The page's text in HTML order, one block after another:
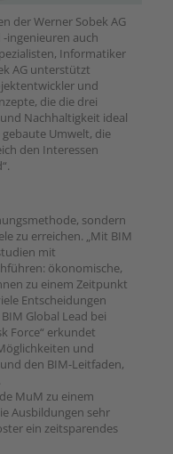
der Werner Sobek AG
ingenieuren auch
Informatiker
AG unterstützt
und
die die drei
Nachhaltigkeit ideal
Umwelt, die
den Interessen
sondern
zu erreichen. „Mit BIM
mit
ökonomische,
zu einem Zeitpunkt
Entscheidungen
Global Lead bei
Force“ erkundet
und
den BIM-Leitfaden,
MuM zu einem
Ausbildungen sehr
ein zeitsparendes